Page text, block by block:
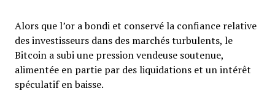
Alors que l’or a bondi et conservé la confiance relative
des investisseurs dans des marchés turbulents, le
Bitcoin a subi une pression vendeuse soutenue,
alimentée en partie par des liquidations et un intérêt
spéculatif en baisse.